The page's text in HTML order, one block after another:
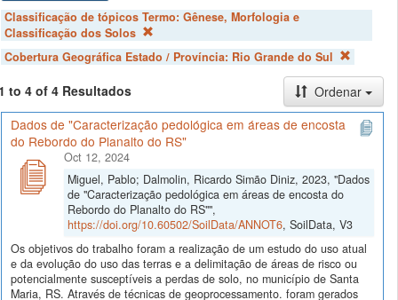
Classificação de tópicos Termo: Gênese, Morfologia e
Classificação dos Solos
Cobertura Geográfica Estado / Província: Rio Grande do Sul
to 4 of 4 Resultados
Ordenar
Dados de "Caracterização pedológica em áreas de encosta
do Rebordo do Planalto do RS"
Oct 12, 2024
Miguel, Pablo; Dalmolin, Ricardo Simão Diniz, 2023, "Dados
de "Caracterização pedológica em áreas de encosta do
Rebordo do Planalto do RS"",
https://doi.org/10.60502/SoilData/ANNOT6, SoilData, V3
Os objetivos do trabalho foram a realização de um estudo do uso atual
e da evolução do uso das terras e a delimitação de áreas de risco ou
potencialmente susceptíveis a perdas de solo, no município de Santa
Maria, RS. Através de técnicas de geoprocessamento. foram gerados